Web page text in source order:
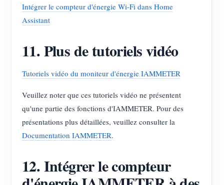
Intégrer le compteur d'énergie Wi-Fi dans Home
Assistant
11. Plus de tutoriels vidéo
Tutoriels vidéo du moniteur d'énergie IAMMETER
Veuillez noter que ces tutoriels vidéo ne présentent
qu'une partie des fonctions d'IAMMETER. Pour des
présentations plus détaillées, veuillez consulter la
Documentation IAMMETER.
12. Intégrer le compteur